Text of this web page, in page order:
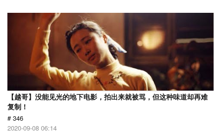
【越哥】没能见光的地下电影，拍出来就被骂，但这种味道却再难
复制！
# 346
2020-09-08 06:14